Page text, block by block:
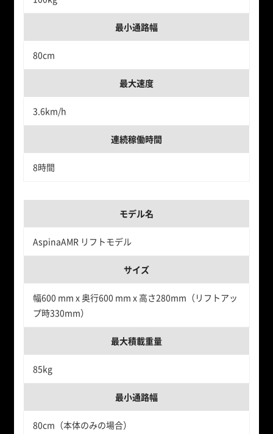
最小通路幅
80cm
最大速度
3.6km/h
連続稼働時間
8時間
モデル名
AspinaAMR リフトモデル
サイズ
幅600 mm x 奥行600 mm x 高さ280mm（リフトアッ
プ時330mm）
最大積載重量
85kg
最小通路幅
80cm（本体のみの場合）